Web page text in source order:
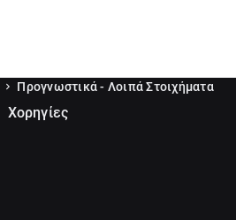
Προγνωστικά - Λοιπά Στοιχήματα
Χορηγίες